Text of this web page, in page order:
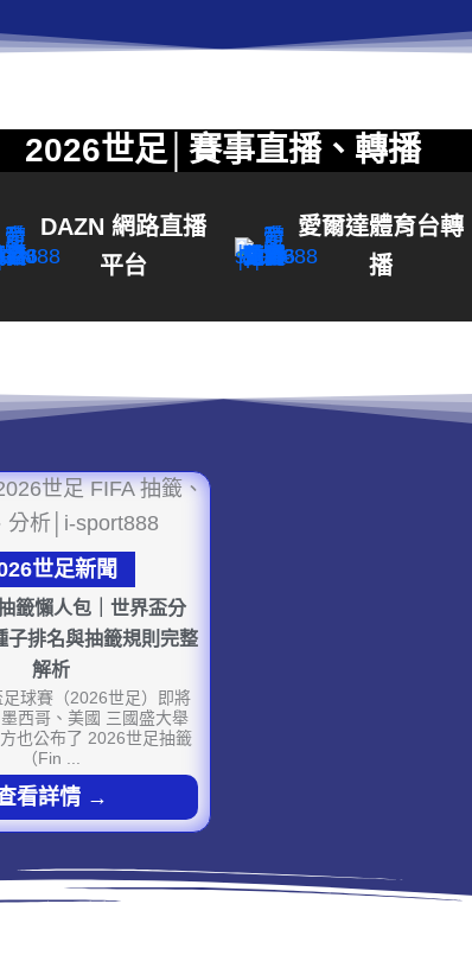
2026世足│賽事直播、轉播
DAZN 網路直播
平台
愛爾達體育台轉
播
世足新聞
籤懶人包｜世界盃分
子排名與抽籤規則完整
解析
球賽（2026世足）即將
西哥、美國 三國盛大舉
也公布了 2026世足抽籤
（Fin ...
看詳情 →